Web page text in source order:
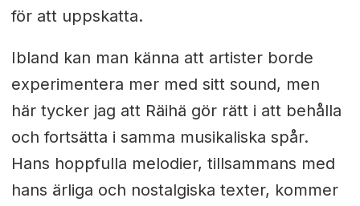
för att uppskatta.
Ibland kan man känna att artister borde
experimentera mer med sitt sound, men
här tycker jag att Räihä gör rätt i att behålla
och fortsätta i samma musikaliska spår.
Hans hoppfulla melodier, tillsammans med
hans ärliga och nostalgiska texter, kommer